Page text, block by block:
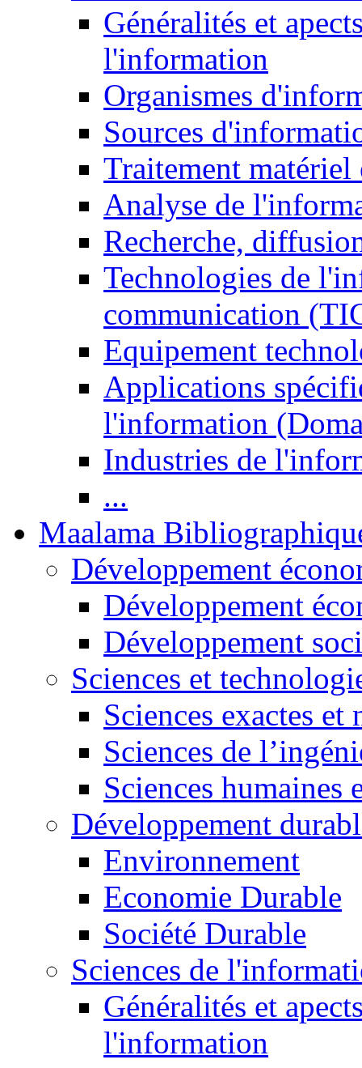
Généralités et
l'information
Organismes
Sources
Traitement matériel
Analyse de
Recherche,
Technologies de
communication
Equipement
Applications
l'information
Industries de
...
Maalama
Développement
Développement
Développement
Sciences et
Sciences exactes et
Sciences de
Sciences humaines
Développement
Environnement
Economie Durable
Société Durable
Sciences de
Généralités et
l'information